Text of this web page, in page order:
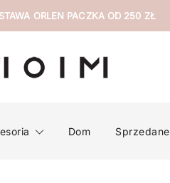
ORLEN PACZKA OD 250 ZŁ
Dom Sprzedane